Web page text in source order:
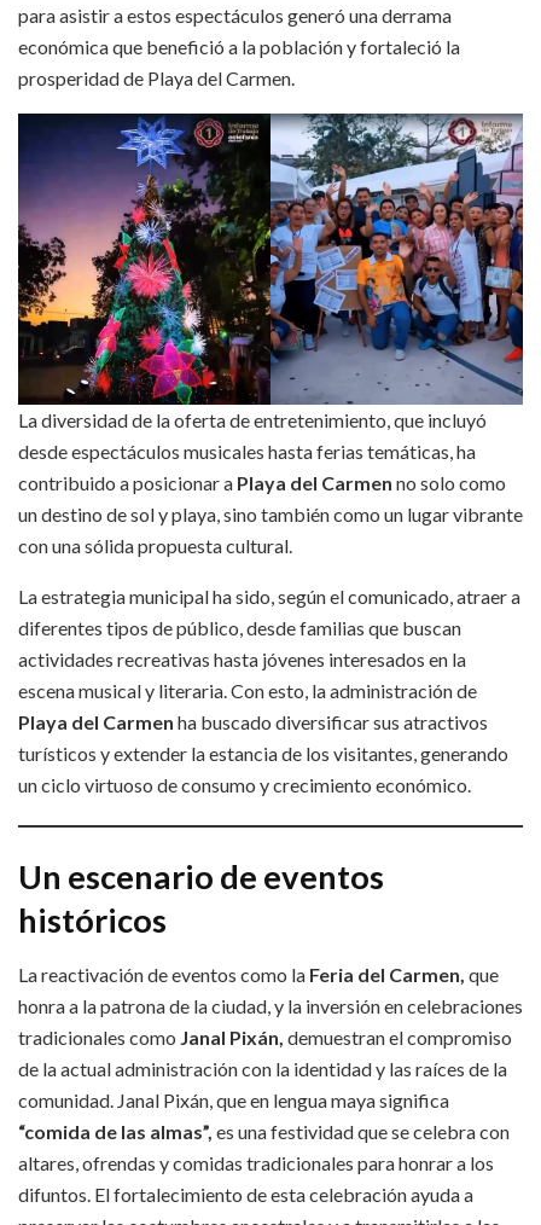
para asistir a estos espectáculos generó una derrama
económica que benefició a la población y fortaleció la
prosperidad de Playa del Carmen.
La diversidad de la oferta de entretenimiento, que incluyó
desde espectáculos musicales hasta ferias temáticas, ha
contribuido a posicionar a Playa del Carmen no solo como
un destino de sol y playa, sino también como un lugar vibrante
con una sólida propuesta cultural.
La estrategia municipal ha sido, según el comunicado, atraer a
diferentes tipos de público, desde familias que buscan
actividades recreativas hasta jóvenes interesados en la
escena musical y literaria. Con esto, la administración de
Playa del Carmen ha buscado diversificar sus atractivos
turísticos y extender la estancia de los visitantes, generando
un ciclo virtuoso de consumo y crecimiento económico.
Un escenario de eventos
históricos
La reactivación de eventos como la Feria del Carmen, que
honra a la patrona de la ciudad, y la inversión en celebraciones
tradicionales como Janal Pixán, demuestran el compromiso
de la actual administración con la identidad y las raíces de la
comunidad. Janal Pixán, que en lengua maya significa
“comida de las almas”, es una festividad que se celebra con
altares, ofrendas y comidas tradicionales para honrar a los
difuntos. El fortalecimiento de esta celebración ayuda a